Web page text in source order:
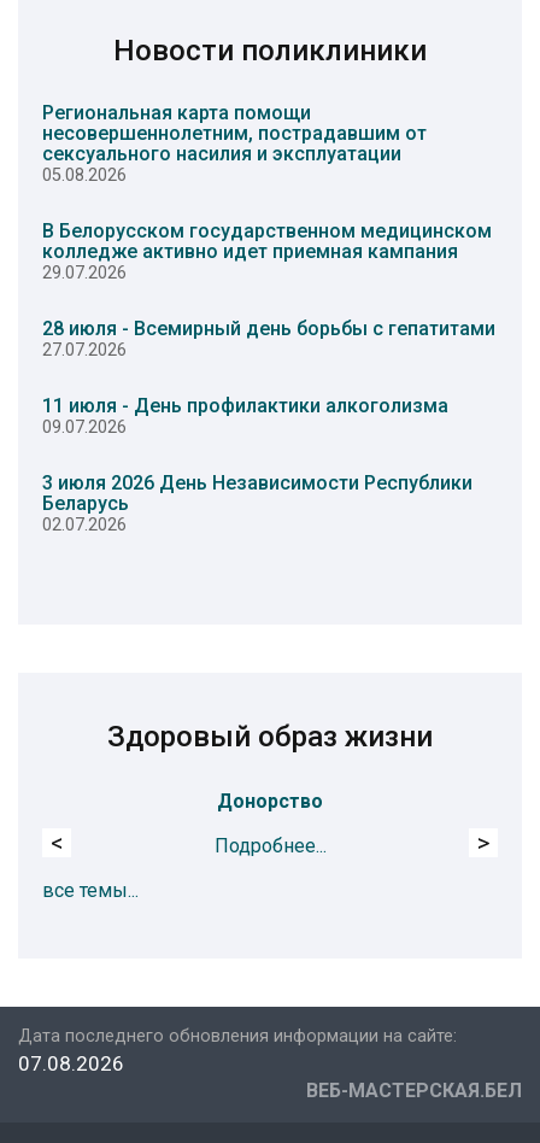
Новости поликлиники
Региональная карта помощи
несовершеннолетним, пострадавшим от
сексуального насилия и эксплуатации
05.08.2026
В Белорусском государственном медицинском
колледже активно идет приемная кампания
29.07.2026
28 июля - Всемирный день борьбы с гепатитами
27.07.2026
11 июля - День профилактики алкоголизма
09.07.2026
3 июля 2026 День Независимости Республики
Беларусь
02.07.2026
Здоровый образ жизни
Донорство
Подробнее...
< >
все темы...
Дата последнего обновления информации на сайте:
07.08.2026
ВЕБ-МАСТЕРСКАЯ.БЕЛ